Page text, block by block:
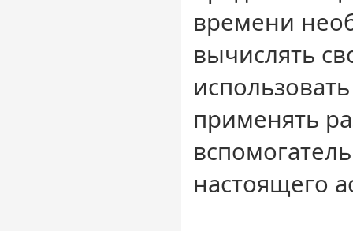
времени
вычислять
применять
настоящего